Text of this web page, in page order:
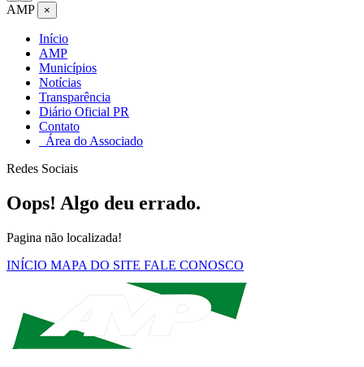
AMP ×
Início
AMP
Municípios
Notícias
Transparência
Diário Oficial PR
Contato
Área do Associado
Redes Sociais
Oops! Algo deu errado.
Pagina não localizada!
INÍCIO MAPA DO SITE FALE CONOSCO